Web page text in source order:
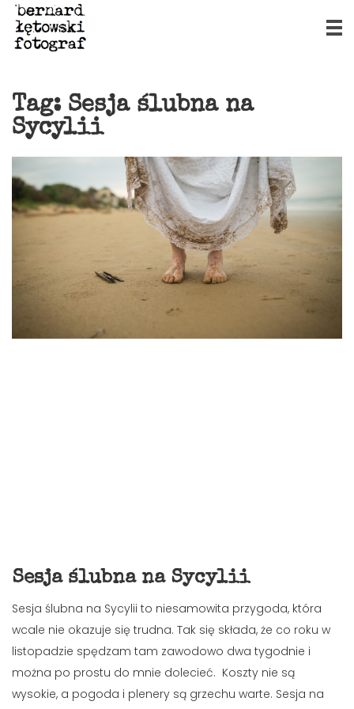
Tag: Sesja ślubna na
Sycylii
Sesja ślubna na Sycylii
Sesja ślubna na Sycylii to niesamowita przygoda, która
wcale nie okazuje się trudna. Tak się składa, że co roku w
listopadzie spędzam tam zawodowo dwa tygodnie i
można po prostu do mnie dolecieć. Koszty nie są
wysokie, a pogoda i plenery są grzechu warte. Sesja na